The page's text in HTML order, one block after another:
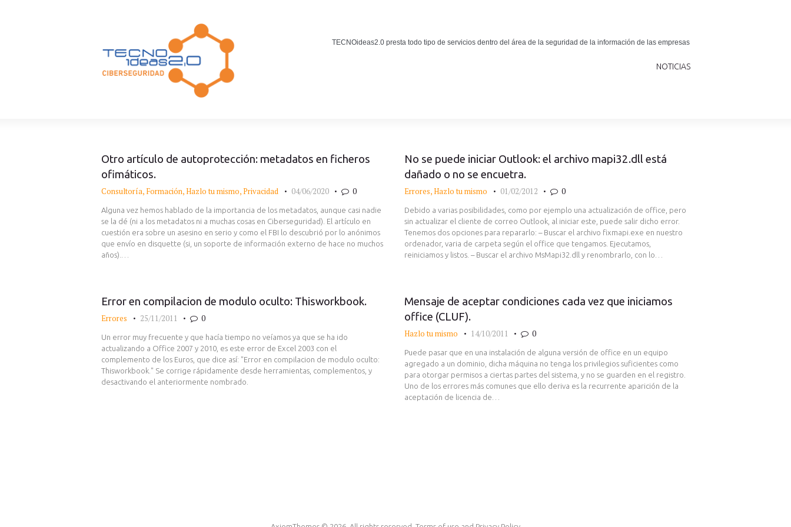
TECNOideas2.0 presta todo tipo de servicios dentro del área de la seguridad de la información de las empresas
NOTICIAS
Noticias tecnológicas.
Otro artículo de autoprotección: metadatos en ficheros
ofimáticos.
Consultoría, Formación,Hazlo tu mismo,Privacidad 04/06/2020 0
Alguna vez hemos hablado de la importancia de los metadatos, aunque casi nadie
se la dé (ni a los metadatos ni a muchas cosas en Ciberseguridad). El artículo en
cuestión era sobre un asesino en serio y como el FBI lo descubrió por lo anónimos
que envío en disquette (si, un soporte de información externo de hace no muchos
años).…
No se puede iniciar Outlook: el archivo mapi32.dll está
dañado o no se encuetra.
Errores,Hazlo tu mismo 01/02/2012 0
Debido a varias posibilidades, como por ejemplo una actualización de office, pero
sin actualizar el cliente de correo Outlook, al iniciar este, puede salir dicho error.
Tenemos dos opciones para repararlo: – Buscar el archivo fixmapi.exe en nuestro
ordenador, varia de carpeta según el office que tengamos. Ejecutamos,
reiniciamos y listos. – Buscar el archivo MsMapi32.dll y renombrarlo, con lo…
Error en compilacion de modulo oculto: Thisworkbook.
Errores 25/11/2011 0
Un error muy frecuente y que hacía tiempo no veíamos ya que se ha ido
actualizando a Office 2007 y 2010, es este error de Excel 2003 con el
complemento de los Euros, que dice así: "Error en compilacion de modulo oculto:
Thisworkbook." Se corrige rápidamente desde herramientas, complementos, y
desactivando el anteriormente nombrado.
Mensaje de aceptar condiciones cada vez que iniciamos
office (CLUF).
Hazlo tu mismo 14/10/2011 0
Puede pasar que en una instalación de alguna versión de office en un equipo
agregado a un dominio, dicha máquina no tenga los privilegios suficientes como
para otorgar permisos a ciertas partes del sistema, y no se guarden en el registro.
Uno de los errores más comunes que ello deriva es la recurrente aparición de la
aceptación de licencia de…